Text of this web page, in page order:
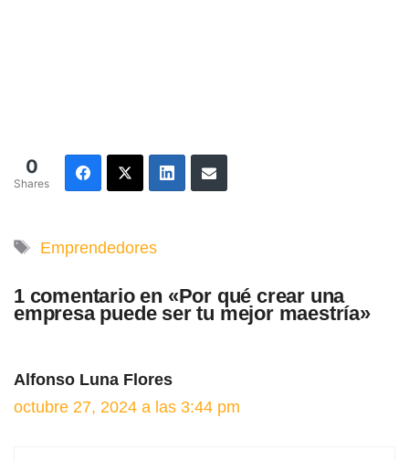
0
Shares
Etiquetas
Emprendedores
1 comentario en «Por qué crear una
empresa puede ser tu mejor maestría»
Alfonso Luna Flores
octubre 27, 2024 a las 3:44 pm